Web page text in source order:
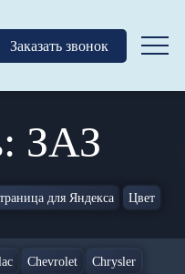
Заказать звонок
ЗАЗ
для Яндекса Цвет
Chevrolet
Chrysler